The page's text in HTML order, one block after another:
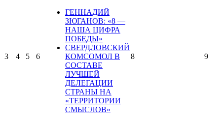
3 4 5 6
ГЕННАДИЙ
ЗЮГАНОВ: «8 —
НАША ЦИФРА
ПОБЕДЫ»
СВЕРДЛОВСКИЙ
КОМСОМОЛ В
СОСТАВЕ
ЛУЧШЕЙ
ДЕЛЕГАЦИИ
СТРАНЫ НА
«ТЕРРИТОРИИ
СМЫСЛОВ»
8 9